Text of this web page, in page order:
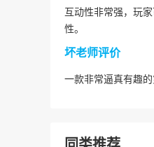
互动性非常强，玩
性。
坏老师评价
一款非常逼真有趣